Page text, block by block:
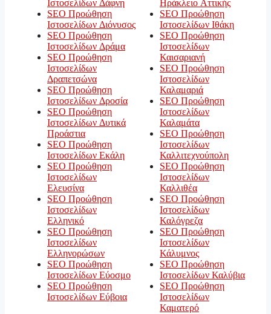
Ιστοσελίδων Δάφνη
SEO Προώθηση
Ιστοσελίδων Διόνυσος
SEO Προώθηση
Ιστοσελίδων Δράμα
SEO Προώθηση
Ιστοσελίδων
Δραπετσώνα
SEO Προώθηση
Ιστοσελίδων Δροσία
SEO Προώθηση
Ιστοσελίδων Δυτικά
Προάστια
SEO Προώθηση
Ιστοσελίδων Εκάλη
SEO Προώθηση
Ιστοσελίδων
Ελευσίνα
SEO Προώθηση
Ιστοσελίδων
Ελληνικό
SEO Προώθηση
Ιστοσελίδων
Ελληνορώσων
SEO Προώθηση
Ιστοσελίδων Εύοσμο
SEO Προώθηση
Ιστοσελίδων Εύβοια
Ηράκλειο Αττικής
SEO Προώθηση
Ιστοσελίδων Ιθάκη
SEO Προώθηση
Ιστοσελίδων
Καισαριανή
SEO Προώθηση
Ιστοσελίδων
Καλαμαριά
SEO Προώθηση
Ιστοσελίδων
Καλαμάτα
SEO Προώθηση
Ιστοσελίδων
Καλλιτεχνούπολη
SEO Προώθηση
Ιστοσελίδων
Καλλιθέα
SEO Προώθηση
Ιστοσελίδων
Καλόγρεζα
SEO Προώθηση
Ιστοσελίδων
Κάλυμνος
SEO Προώθηση
Ιστοσελίδων Καλύβια
SEO Προώθηση
Ιστοσελίδων
Καματερό